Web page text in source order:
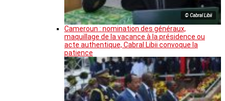
© Cabral Libii
Cameroun : nomination des généraux,
maquillage de la vacance à la présidence ou
acte authentique, Cabral Libii convoque la
patience